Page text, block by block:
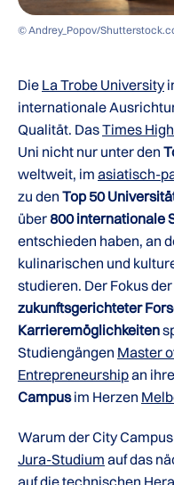
© Andrey_Popov/
Die La Trobe University
internationale
Qualität. DasTimes
Uni nicht nur unter den
weltweit, im asiatisch-
zu den Top 50
über 800 internationale
entschieden haben, an
kulinarischen und
studieren. Der Fokus
zukunftsgerichteter
Karrieremöglichkeiten
Studiengängen Master
Entrepreneurshipan
Campusim Herzen
Warum der City
Jura-Studium auf das
auf die technischen